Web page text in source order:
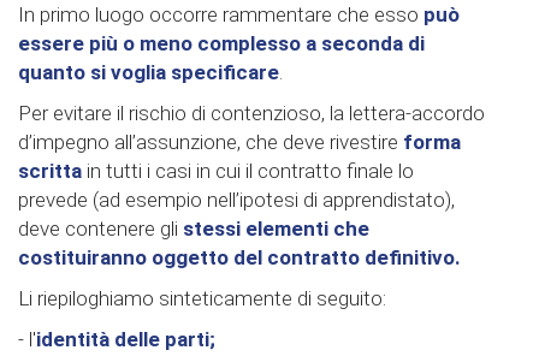
In primo luogo occorre rammentare che esso può
essere più o meno complesso a seconda di
quanto si voglia specificare.
Per evitare il rischio di contenzioso, la lettera-accordo
d’impegno all’assunzione, che deve rivestire forma
scritta in tutti i casi in cui il contratto finale lo
prevede (ad esempio nell’ipotesi di apprendistato),
deve contenere gli stessi elementi che
costituiranno oggetto del contratto definitivo.
Li riepiloghiamo sinteticamente di seguito:
- l'identità delle parti;